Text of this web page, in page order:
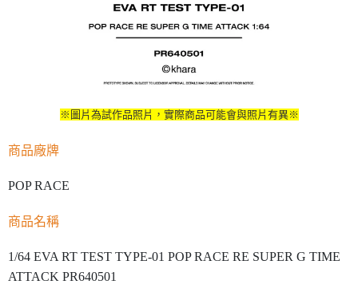
※圖片為試作品照片，實際商品可能會與照片有異※
商品廠牌
POP RACE
商品名稱
1/64 EVA RT TEST TYPE-01 POP RACE RE SUPER G TIME
ATTACK PR640501